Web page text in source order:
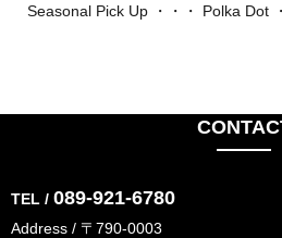
Seasonal Pick Up ・・・ Polka Dot
TEL / 089-921-6780
Address / 〒790-0003